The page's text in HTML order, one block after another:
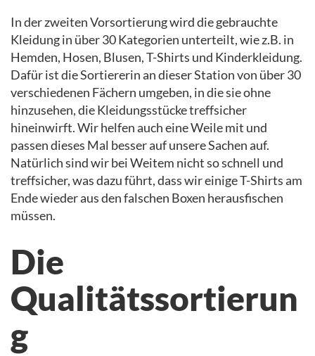
In der zweiten Vorsortierung wird die gebrauchte
Kleidung in über 30 Kategorien unterteilt, wie z.B. in
Hemden, Hosen, Blusen, T-Shirts und Kinderkleidung.
Dafür ist die Sortiererin an dieser Station von über 30
verschiedenen Fächern umgeben, in die sie ohne
hinzusehen, die Kleidungsstücke treffsicher
hineinwirft. Wir helfen auch eine Weile mit und
passen dieses Mal besser auf unsere Sachen auf.
Natürlich sind wir bei Weitem nicht so schnell und
treffsicher, was dazu führt, dass wir einige T-Shirts am
Ende wieder aus den falschen Boxen herausfischen
müssen.
Die
Qualitätssortierun
g